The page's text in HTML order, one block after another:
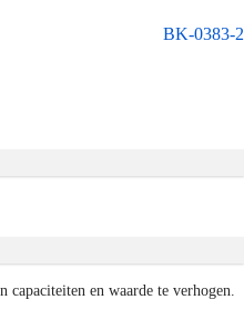
BK-0383-2
en waarde te verhogen.